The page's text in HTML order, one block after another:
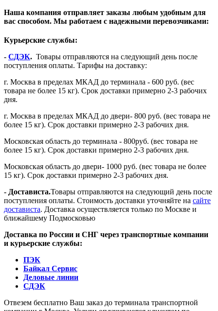
Наша компания отправляет заказы любым удобным для
вас способом. Мы работаем с надежными перевозчиками:
Курьерские службы:
- СДЭК. Товары отправляются на следующий день после
поступления оплаты. Тарифы на доставку:
г. Москва в пределах МКАД до терминала - 600 руб. (вес
товара не более 15 кг). Срок доставки примерно 2-3 рабочих
дня.
г. Москва в пределах МКАД до двери- 800 руб. (вес товара не
более 15 кг). Срок доставки примерно 2-3 рабочих дня.
Московская область до терминала - 800руб. (вес товара не
более 15 кг). Срок доставки примерно 2-3 рабочих дня.
Московская область до двери- 1000 руб. (вес товара не более
15 кг). Срок доставки примерно 2-3 рабочих дня.
- Достависта.Товары отправляются на следующий день после
поступления оплаты. Стоимость доставки уточняйте на сайте
достависта. Доставка осуществляется только по Москве и
ближайшему Подмосковью
Доставка по России и СНГ через транспортные компании
и курьерские службы:
ПЭК
Байкал Сервис
Деловые линии
СДЭК
Отвезем бесплатно Ваш заказ до терминала транспортной